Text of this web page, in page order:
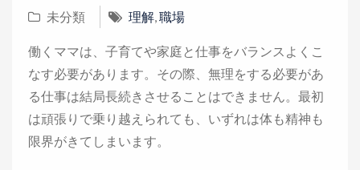
未分類 理解,職場
働くママは、子育てや家庭と仕事をバランスよくこ
なす必要があります。その際、無理をする必要があ
る仕事は結局長続きさせることはできません。最初
は頑張りで乗り越えられても、いずれは体も精神も
限界がきてしまいます。